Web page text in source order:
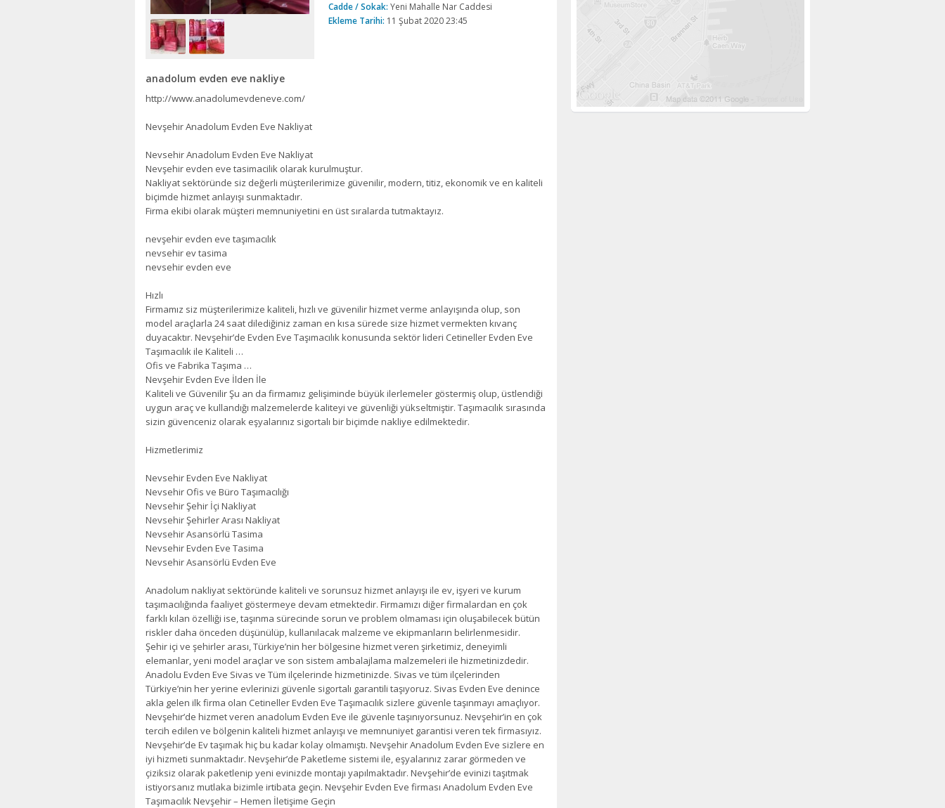
Cadde / Sokak: Yeni Mahalle Nar Caddesi
Ekleme Tarihi: 11 Şubat 2020 23:45
anadolum evden eve nakliye
http://www.anadolumevdeneve.com/
Nevşehir Anadolum Evden Eve Nakliyat
Nevsehir Anadolum Evden Eve Nakliyat
Nevşehir evden eve tasimacilik olarak kurulmuştur.
Nakliyat sektöründe siz değerli müşterilerimize güvenilir, modern, titiz, ekonomik ve en kaliteli
biçimde hizmet anlayışı sunmaktadır.
Firma ekibi olarak müşteri memnuniyetini en üst sıralarda tutmaktayız.
nevşehir evden eve taşımacılık
nevsehir ev tasima
nevsehir evden eve
Hızlı
Firmamız siz müşterilerimize kaliteli, hızlı ve güvenilir hizmet verme anlayışında olup, son
model araçlarla 24 saat dilediğiniz zaman en kısa sürede size hizmet vermekten kıvanç
duyacaktır. Nevşehir’de Evden Eve Taşımacılık konusunda sektör lideri Cetineller Evden Eve
Taşımacılık ile Kaliteli …
Ofis ve Fabrika Taşıma …
Nevşehir Evden Eve İlden İle
Kaliteli ve Güvenilir Şu an da firmamız gelişiminde büyük ilerlemeler göstermiş olup, üstlendiği
uygun araç ve kullandığı malzemelerde kaliteyi ve güvenliği yükseltmiştir. Taşımacılık sırasında
sizin güvenceniz olarak eşyalarınız sigortalı bir biçimde nakliye edilmektedir.
Hizmetlerimiz
Nevsehir Evden Eve Nakliyat
Nevsehir Ofis ve Büro Taşımacılığı
Nevsehir Şehir İçi Nakliyat
Nevsehir Şehirler Arası Nakliyat
Nevsehir Asansörlü Tasima
Nevsehir Evden Eve Tasima
Nevsehir Asansörlü Evden Eve
Anadolum nakliyat sektöründe kaliteli ve sorunsuz hizmet anlayışı ile ev, işyeri ve kurum
taşımacılığında faaliyet göstermeye devam etmektedir. Firmamızı diğer firmalardan en çok
farklı kılan özelliği ise, taşınma sürecinde sorun ve problem olmaması için oluşabilecek bütün
riskler daha önceden düşünülüp, kullanılacak malzeme ve ekipmanların belirlenmesidir.
Şehir içi ve şehirler arası, Türkiye’nin her bölgesine hizmet veren şirketimiz, deneyimli
elemanlar, yeni model araçlar ve son sistem ambalajlama malzemeleri ile hizmetinizdedir.
Anadolu Evden Eve Sivas ve Tüm ilçelerinde hizmetinizde. Sivas ve tüm ilçelerinden
Türkiye’nin her yerine evlerinizi güvenle sigortalı garantili taşıyoruz. Sivas Evden Eve denince
akla gelen ilk firma olan Cetineller Evden Eve Taşımacılık sizlere güvenle taşınmayı amaçlıyor.
Nevşehir’de hizmet veren anadolum Evden Eve ile güvenle taşınıyorsunuz. Nevşehir’in en çok
tercih edilen ve bölgenin kaliteli hizmet anlayışı ve memnuniyet garantisi veren tek firmasıyız.
Nevşehir’de Ev taşımak hiç bu kadar kolay olmamıştı. Nevşehir Anadolum Evden Eve sizlere en
iyi hizmeti sunmaktadır. Nevşehir’de Paketleme sistemi ile, eşyalarınız zarar görmeden ve
çiziksiz olarak paketlenip yeni evinizde montajı yapılmaktadır. Nevşehir’de evinizi taşıtmak
istiyorsanız mutlaka bizimle irtibata geçin. Nevşehir Evden Eve firması Anadolum Evden Eve
Taşımacılık Nevşehir – Hemen İletişime Geçin